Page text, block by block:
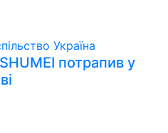
Україна
потрапив у